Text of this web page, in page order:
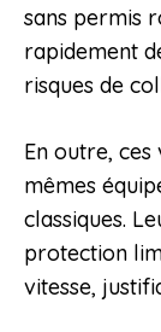
sans permis
rapidement
risques de
En outre, ces
mêmes
classiques.
protection
vitesse,